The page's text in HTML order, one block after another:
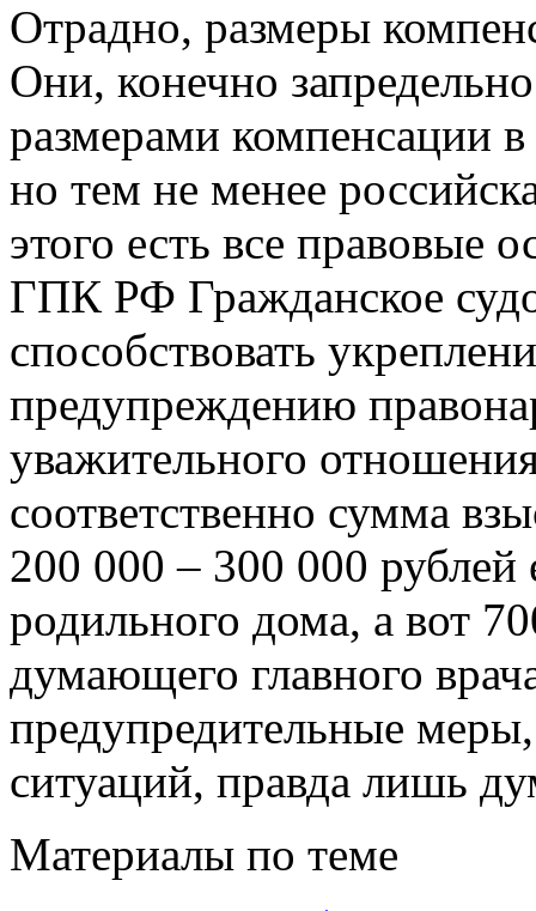
Отрадно, размеры
Они, конечно
размерами компенсации в
но тем не менее
этого есть все правовые
ГПК РФ Гражданское
способствовать
предупреждению
уважительного
соответственно сумма
200 000 – 300 000 рублей
родильного дома, а вот
думающего главного
предупредительные
ситуаций, правда лишь
Материалы по теме